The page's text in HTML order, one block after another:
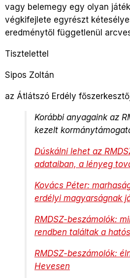
vagy belemegy egy olyan
végkifejlete egyrészt
eredménytől függetlenül
Tisztelettel
Sipos Zoltán
az Átlátszó Erdély
Korábbi anyagaink az
kezelt
Dúskálni lehet az
adataiban, a lényeg
Kovács Péter:
erdélyi magyarságnak
RMDSZ-beszámolók:
rendben találtak a
RMDSZ-beszámolók:
Hevesen